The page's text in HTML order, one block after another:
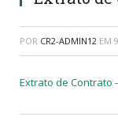
POR CR2-ADMIN12 EM
Extrato de Contrato